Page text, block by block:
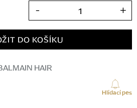
DO KOŠÍKU
HAIR
Hlídací pes